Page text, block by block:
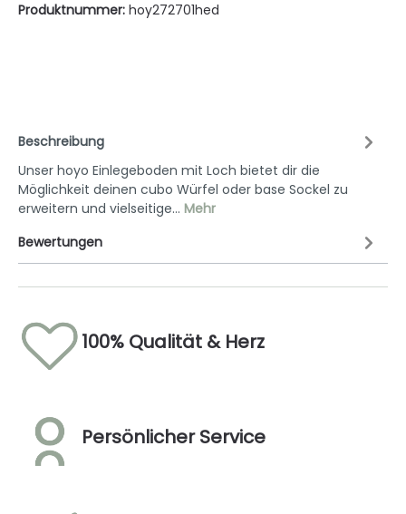
Produktnummer: hoy272701hed
Beschreibung
Unser hoyo Einlegeboden mit Loch bietet dir die
Möglichkeit deinen cubo Würfel oder base Sockel zu
erweitern und vielseitige… Mehr
Bewertungen
100% Qualität & Herz
Persönlicher Service